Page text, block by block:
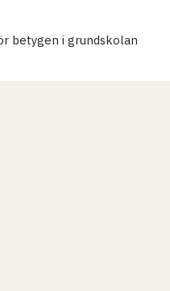
betygen i grundskolan